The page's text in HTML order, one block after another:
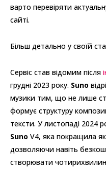
варто перевіряти
сайті.
Більш детально у своїй
Сервіс став відомим після
грудні 2023 року. Suno
музики тим, що не лише
формує структуру
тексти. У листопаді 2024
Suno V4, яка покращила
дозволяючи навіть
створювати